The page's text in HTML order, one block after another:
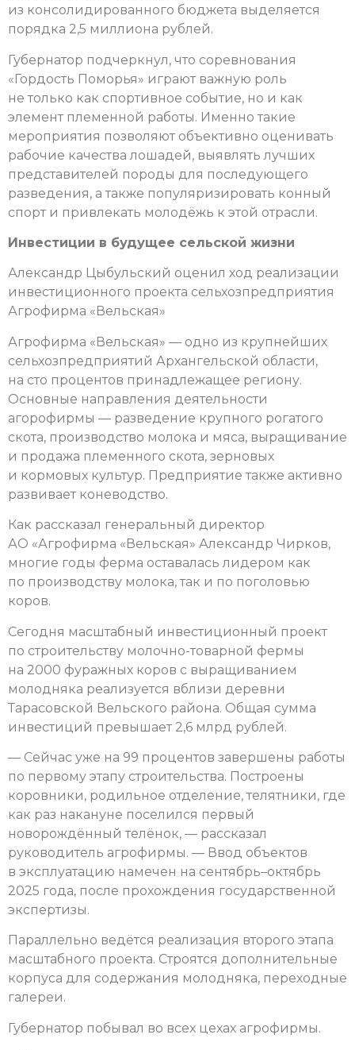
из консолидированного бюджета выделяется
порядка 2,5 миллиона рублей.
Губернатор подчеркнул, что соревнования
«Гордость Поморья» играют важную роль
не только как спортивное событие, но и как
элемент племенной работы. Именно такие
мероприятия позволяют объективно оценивать
рабочие качества лошадей, выявлять лучших
представителей породы для последующего
разведения, а также популяризировать конный
спорт и привлекать молодёжь к этой отрасли.
Инвестиции в будущее сельской жизни
Александр Цыбульский оценил ход реализации
инвестиционного проекта сельхозпредприятия
Агрофирма «Вельская»
Агрофирма «Вельская» — одно из крупнейших
сельхозпредприятий Архангельской области,
на сто процентов принадлежащее региону.
Основные направления деятельности
агорофирмы — разведение крупного рогатого
скота, производство молока и мяса, выращивание
и продажа племенного скота, зерновых
и кормовых культур. Предприятие также активно
развивает коневодство.
Как рассказал генеральный директор
АО «Агрофирма «Вельская» Александр Чирков,
многие годы ферма оставалась лидером как
по производству молока, так и по поголовью
коров.
Сегодня масштабный инвестиционный проект
по строительству молочно-товарной фермы
на 2000 фуражных коров с выращиванием
молодняка реализуется вблизи деревни
Тарасовской Вельского района. Общая сумма
инвестиций превышает 2,6 млрд рублей.
— Сейчас уже на 99 процентов завершены работы
по первому этапу строительства. Построены
коровники, родильное отделение, телятники, где
как раз накануне поселился первый
новорождённый телёнок, — рассказал
руководитель агрофирмы. — Ввод объектов
в эксплуатацию намечен на сентябрь–октябрь
2025 года, после прохождения государственной
экспертизы.
Параллельно ведётся реализация второго этапа
масштабного проекта. Строятся дополнительные
корпуса для содержания молодняка, переходные
галереи.
Губернатор побывал во всех цехах агрофирмы.